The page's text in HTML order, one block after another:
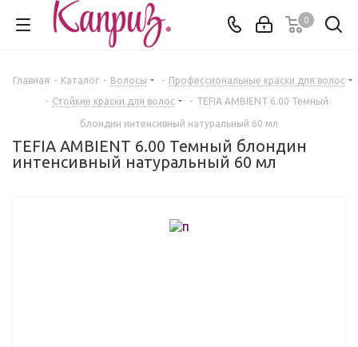
0
Главная - Каталог - Волосы - Профессиональные краски для волос
- Стойкие краски для волос - TEFIA AMBIENT 6.00 Темный
блондин интенсивный натуральный 60 мл
TEFIA AMBIENT 6.00 Темный блондин
интенсивный натуральный 60 мл